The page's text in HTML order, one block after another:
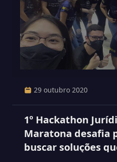
29 outubro 2020
1º Hackathon
Maratona desafia
buscar soluções